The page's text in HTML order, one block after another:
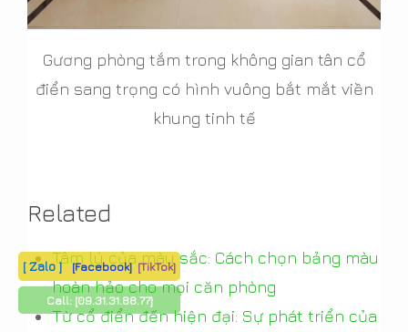
Gương phòng tắm trong không gian tân cổ
điển sang trọng có hình vuông bắt mắt viền
khung tinh tế
Related
Tâm lý của màu sắc: Cách chọn bảng màu
hoàn hảo cho mọi căn phòng
Từ cổ điển đến hiện đại: Sự phát triển của
[ Zalo ] [Facebook] [TikTok]
Call: [09.31.31.88.77]